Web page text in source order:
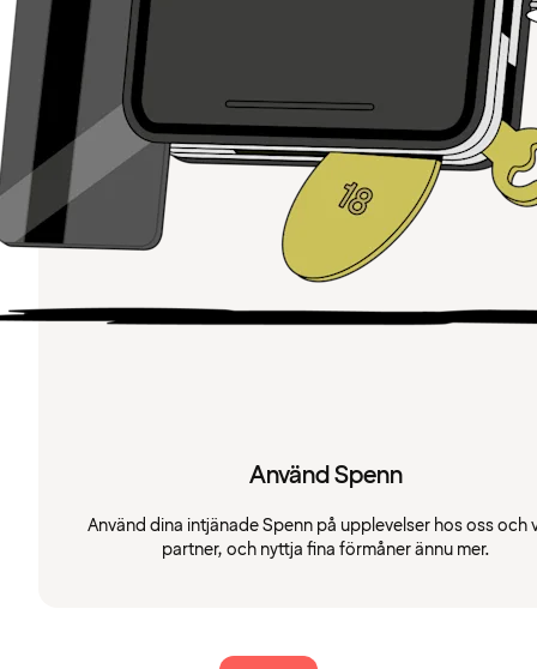
Använd Spenn
Använd dina intjänade Spenn på upplevelser hos oss och
partner, och nyttja fina förmåner ännu mer.